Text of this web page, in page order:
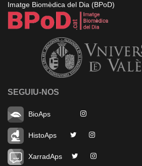
Imatge Biomèdica del Dia (BPoD)
SEGUIU-NOS
BioAps
HistoAps
XarradAps